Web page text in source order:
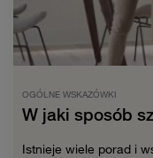
OGÓLNE WSKAZÓWKI
W jaki sposób
Istnieje wiele porad i